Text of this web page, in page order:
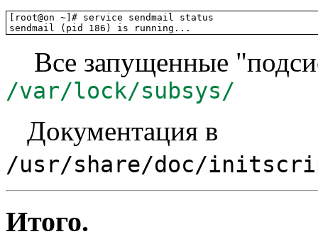
[root@on ~]# service sendmail status
sendmail (pid 186) is running...
Все запущенные
/var/lock/subsys/
Документация в
/usr/share/doc/
Итого.